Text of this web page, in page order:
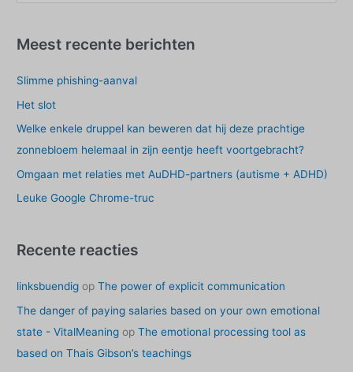
k
n
n
a
a
Meest recente berichten
Slimme phishing-aanval
Het slot
Welke enkele druppel kan beweren dat hij deze prachtige
zonnebloem helemaal in zijn eentje heeft voortgebracht?
Omgaan met relaties met AuDHD-partners (autisme + ADHD)
Leuke Google Chrome-truc
Recente reacties
linksbuendig opThe power of explicit communication
The danger of paying salaries based on your own emotional
state - VitalMeaning opThe emotional processing tool as
based on Thais Gibson’s teachings